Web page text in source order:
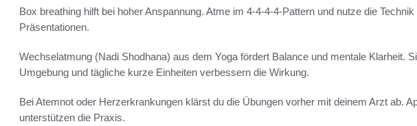
Box breathing hilft bei hoher Anspannung. Atme im 4-4-4-4-Pattern und nutze die
Präsentationen.
Wechselatmung (Nadi Shodhana) aus dem Yoga fördert Balance und mentale Klarheit.
Umgebung und tägliche kurze Einheiten verbessern die Wirkung.
Bei Atemnot oder Herzerkrankungen klärst du die Übungen vorher mit deinem Arzt ab.
unterstützen die Praxis.